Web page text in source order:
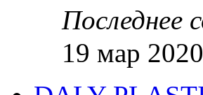
Последнее
19 мар